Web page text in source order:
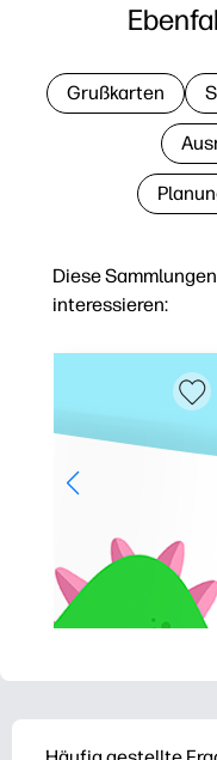
Diese
interessieren:
Grußkarten